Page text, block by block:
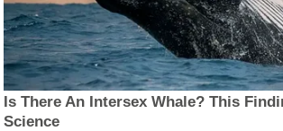
Is There An Intersex Whale? This
Science